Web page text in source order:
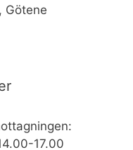
Götene
17.00